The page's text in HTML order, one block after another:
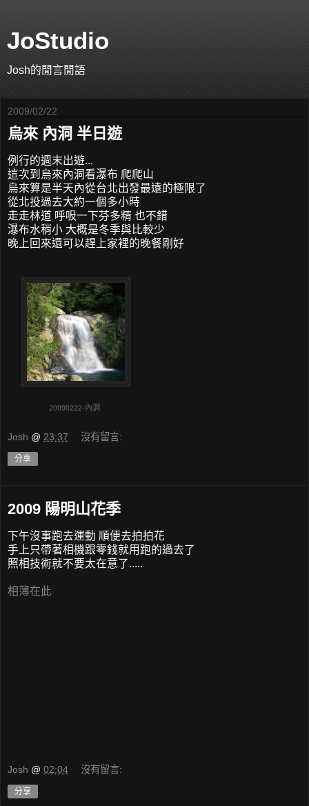
JoStudio
Josh的閒言閒語
2009/02/22
烏來 內洞 半日遊
例行的週末出遊...
這次到烏來內洞看瀑布 爬爬山
烏來算是半天內從台北出發最遠的極限了
從北投過去大約一個多小時
走走林道 呼吸一下芬多精 也不錯
瀑布水稍小 大概是冬季與比較少
晚上回來還可以趕上家裡的晚餐剛好
20090222-內洞
Josh @ 23:37 沒有留言:
分享
2009 陽明山花季
下午沒事跑去運動 順便去拍拍花
手上只帶著相機跟零錢就用跑的過去了
照相技術就不要太在意了.....
相簿在此
Josh @ 02:04 沒有留言:
分享